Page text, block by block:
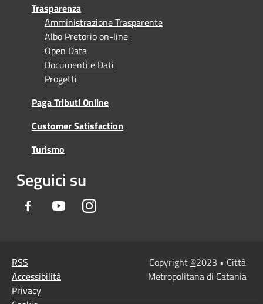
Trasparenza
Amministrazione Trasparente
Albo Pretorio on-line
Open Data
Documenti e Dati
Progetti
Paga Tributi Online
Customer Satisfaction
Turismo
Seguici su
Facebook YoutubeInstagram
RSS
Accessibilità
Privacy
Copyright ©2023 • Città
Metropolitana di Catania